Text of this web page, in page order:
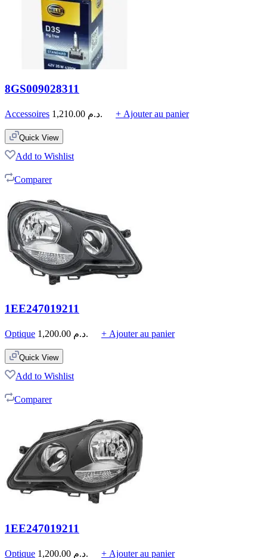
8GS009028311
Accessoires 1,210.00 د.م. + Ajouter au panier
Quick View
Add to Wishlist
Comparer
1EE247019211
Optique 1,200.00 د.م. + Ajouter au panier
Quick View
Add to Wishlist
Comparer
1EE247019211
Optique 1,200.00 د.م. + Ajouter au panier